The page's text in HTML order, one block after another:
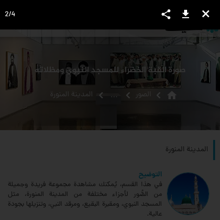
view_headline
صورة القبة الخضراء للمسجد النبوي ومظلاته
home الصور ... المدينة المنورة
المدينة المنورة
التوضيح
في هذا القسم، يُمكنك مشاهدة مجموعة فريدة وجميلة
من الصُّور لأجزاء مختلفة من المدينة المنورة، مثل
المسجد النبوي، ومقبرة البقيع، ومرقد النبي، وتنزيلها بجودة
عالية.
close
download
share
2/4